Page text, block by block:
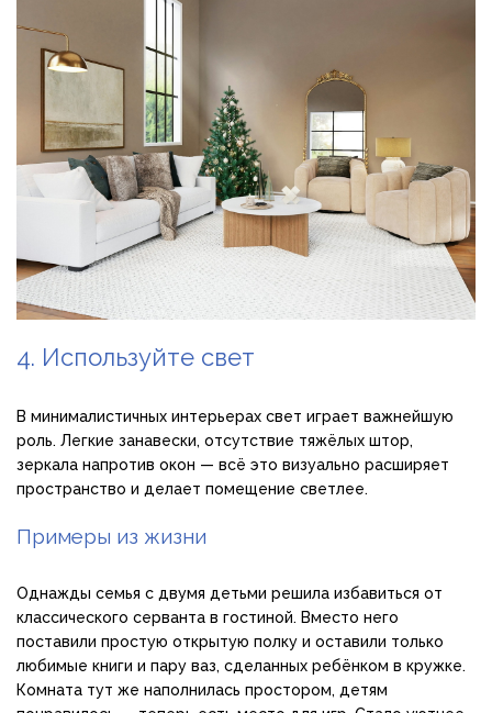
4. Используйте свет
В минималистичных интерьерах свет играет важнейшую
роль. Легкие занавески, отсутствие тяжёлых штор,
зеркала напротив окон — всё это визуально расширяет
пространство и делает помещение светлее.
Примеры из жизни
Однажды семья с двумя детьми решила избавиться от
классического серванта в гостиной. Вместо него
поставили простую открытую полку и оставили только
любимые книги и пару ваз, сделанных ребёнком в кружке.
Комната тут же наполнилась простором, детям